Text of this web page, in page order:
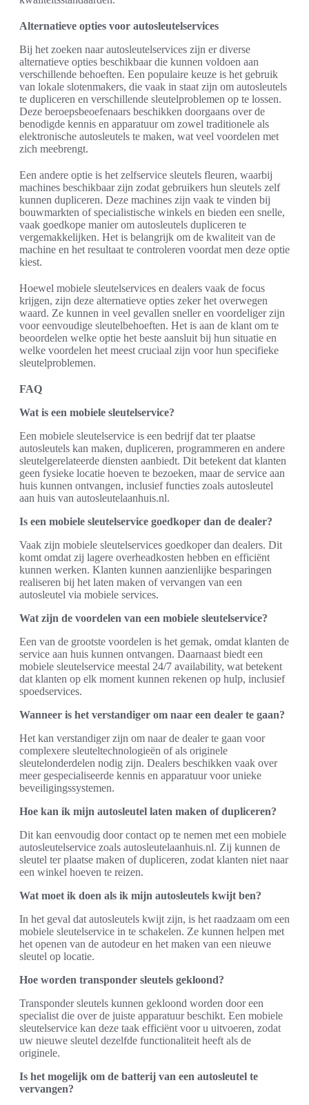
Alternatieve opties voor autosleutelservices
Bij het zoeken naar autosleutelservices zijn er diverse
alternatieve opties beschikbaar die kunnen voldoen aan
verschillende behoeften. Een populaire keuze is het gebruik
van lokale slotenmakers, die vaak in staat zijn om autosleutels
te dupliceren en verschillende sleutelproblemen op te lossen.
Deze beroepsbeoefenaars beschikken doorgaans over de
benodigde kennis en apparatuur om zowel traditionele als
elektronische autosleutels te maken, wat veel voordelen met
zich meebrengt.
Een andere optie is het zelfservice sleutels fleuren, waarbij
machines beschikbaar zijn zodat gebruikers hun sleutels zelf
kunnen dupliceren. Deze machines zijn vaak te vinden bij
bouwmarkten of specialistische winkels en bieden een snelle,
vaak goedkope manier om autosleutels dupliceren te
vergemakkelijken. Het is belangrijk om de kwaliteit van de
machine en het resultaat te controleren voordat men deze optie
kiest.
Hoewel mobiele sleutelservices en dealers vaak de focus
krijgen, zijn deze alternatieve opties zeker het overwegen
waard. Ze kunnen in veel gevallen sneller en voordeliger zijn
voor eenvoudige sleutelbehoeften. Het is aan de klant om te
beoordelen welke optie het beste aansluit bij hun situatie en
welke voordelen het meest cruciaal zijn voor hun specifieke
sleutelproblemen.
FAQ
Wat is een mobiele sleutelservice?
Een mobiele sleutelservice is een bedrijf dat ter plaatse
autosleutels kan maken, dupliceren, programmeren en andere
sleutelgerelateerde diensten aanbiedt. Dit betekent dat klanten
geen fysieke locatie hoeven te bezoeken, maar de service aan
huis kunnen ontvangen, inclusief functies zoals autosleutel
aan huis van autosleutelaanhuis.nl.
Is een mobiele sleutelservice goedkoper dan de dealer?
Vaak zijn mobiele sleutelservices goedkoper dan dealers. Dit
komt omdat zij lagere overheadkosten hebben en efficiënt
kunnen werken. Klanten kunnen aanzienlijke besparingen
realiseren bij het laten maken of vervangen van een
autosleutel via mobiele services.
Wat zijn de voordelen van een mobiele sleutelservice?
Een van de grootste voordelen is het gemak, omdat klanten de
service aan huis kunnen ontvangen. Daarnaast biedt een
mobiele sleutelservice meestal 24/7 availability, wat betekent
dat klanten op elk moment kunnen rekenen op hulp, inclusief
spoedservices.
Wanneer is het verstandiger om naar een dealer te gaan?
Het kan verstandiger zijn om naar de dealer te gaan voor
complexere sleuteltechnologieën of als originele
sleutelonderdelen nodig zijn. Dealers beschikken vaak over
meer gespecialiseerde kennis en apparatuur voor unieke
beveiligingssystemen.
Hoe kan ik mijn autosleutel laten maken of dupliceren?
Dit kan eenvoudig door contact op te nemen met een mobiele
autosleutelservice zoals autosleutelaanhuis.nl. Zij kunnen de
sleutel ter plaatse maken of dupliceren, zodat klanten niet naar
een winkel hoeven te reizen.
Wat moet ik doen als ik mijn autosleutels kwijt ben?
In het geval dat autosleutels kwijt zijn, is het raadzaam om een
mobiele sleutelservice in te schakelen. Ze kunnen helpen met
het openen van de autodeur en het maken van een nieuwe
sleutel op locatie.
Hoe worden transponder sleutels gekloond?
Transponder sleutels kunnen gekloond worden door een
specialist die over de juiste apparatuur beschikt. Een mobiele
sleutelservice kan deze taak efficiënt voor u uitvoeren, zodat
uw nieuwe sleutel dezelfde functionaliteit heeft als de
originele.
Is het mogelijk om de batterij van een autosleutel te
vervangen?